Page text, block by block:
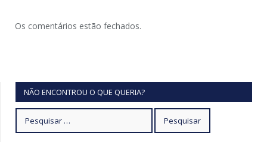
Os comentários estão fechados.
NÃO ENCONTROU O QUE QUERIA?